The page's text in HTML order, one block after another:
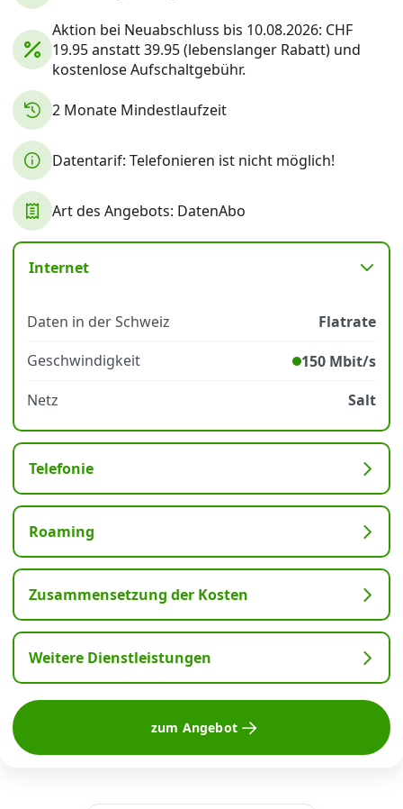
Über uns
Datenschutz
Aktion bei Neuabschluss bis 10.08.2026: CHF
19.95 anstatt 39.95 (lebenslanger Rabatt) und
kostenlose Aufschaltgebühr.
2 Monate Mindestlaufzeit
Datentarif: Telefonieren ist nicht möglich!
Art des Angebots: DatenAbo
Internet
Daten in der Schweiz
Flatrate
Geschwindigkeit
150 Mbit/s
Netz
Salt
Telefonie
Roaming
Zusammensetzung der Kosten
Weitere Dienstleistungen
zum Angebot